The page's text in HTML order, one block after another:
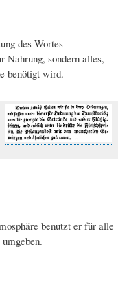
des Wortes
Nahrung, sondern alles,
benötigt wird.
benutzt er für alle